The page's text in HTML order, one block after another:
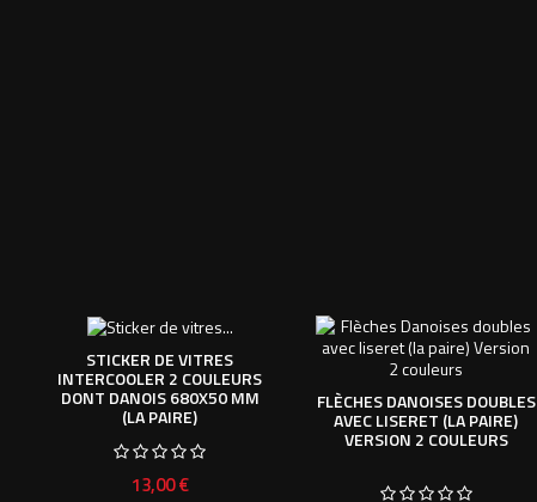
STICKER DE VITRES
INTERCOOLER 2 COULEURS
DONT DANOIS 680X50 MM
(LA PAIRE)
Prix
13,00 €
FLÈCHES DANOISES DOUBLES
AVEC LISERET (LA PAIRE)
VERSION 2 COULEURS